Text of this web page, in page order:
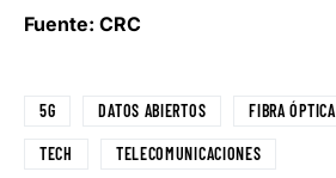
Fuente: CRC
5G DATOS ABIERTOS FIBRA ÓPTICA
TECH TELECOMUNICACIONES